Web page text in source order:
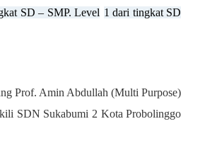
SD – SMP. Level 1 dari tingkat SD
Prof. Amin Abdullah (Multi Purpose)
SDN Sukabumi 2 Kota Probolinggo